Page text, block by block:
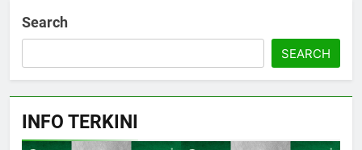
Search
SEARCH
INFO TERKINI